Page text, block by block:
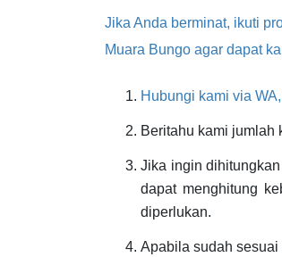
Jika Anda berminat, ikuti
Muara Bungo agar dapat
Hubungi kami via
Beritahu kami jumlah
Jika ingin
dapat menghitung
diperlukan.
Apabila sudah